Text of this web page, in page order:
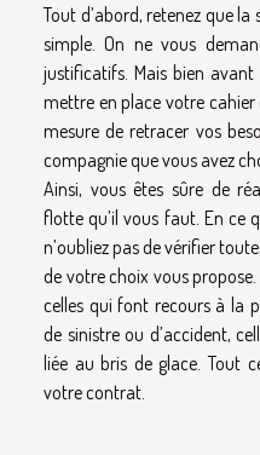
Tout d’abord, retenez que
simple. On ne vous
justificatifs. Mais bien
mettre en place votre cahier
mesure de retracer vos
compagnie que vous avez
Ainsi, vous êtes sûre de
flotte qu’il vous faut. En ce
n’oubliez pas de vérifier
de votre choix vous
celles qui font recours à la
de sinistre ou d’accident,
liée au bris de glace. Tout
votre contrat.